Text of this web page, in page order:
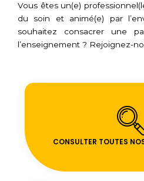
Vous êtes un(e)
du soin et animé(e) par
souhaitez consacrer une
l’enseignement ? Rejoignez-
CONSULTER TOUTES